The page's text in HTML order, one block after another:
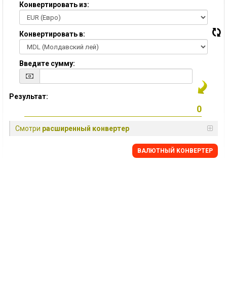
Конвертировать из:
Конвертировать в:
Введите сумму:
Результат:
Смотри расширенный конвертер
BАЛЮТНЫЙ KОНВЕРТЕР